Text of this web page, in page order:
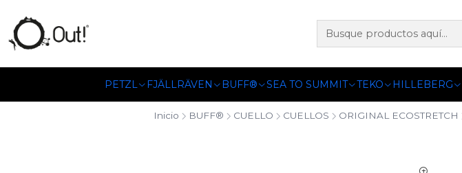
PETZL FJÄLLRÄVEN BUFF® SEA TO SUMMIT TEKO HILLEBERG
Inicio BUFF® CUELLO CUELLOS ORIGINAL ECOSTRETCH